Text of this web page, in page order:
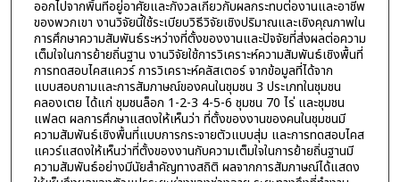
ออกไปจากพิ้นที่อยู่อาศัยและกังวลเกี่ยวกับผลกระทบต่องานและอาชีพ
ของพวกเขา งานวิจัยนี้ใช้ระเบียบวิธีวิจัยเชิงปริมาณและเชิงคุณภาพใน
การศึกษาความสัมพันธ์ระหว่างที่ตั้งของงานและปัจจัยที่ส่งผลต่อความ
เต็มใจในการย้ายถิ่นฐาน งานวิจัยใช้การวิเคราะห์ความสัมพันธ์เชิงพื้นที่
การทดสอบไคสแควร์ การวิเคราะห์คลัสเตอร์ จากข้อมูลที่ได้จาก
แบบสอบถามและการสัมภาษณ์ของคนในชุมชน 3 ประเภทในชุมชน
คลองเตย ได้แก่ ชุมชนล็อก 1-2-3 4-5-6 ชุมชน 70 ไร่ และชุมชน
แฟลต ผลการศึกษาแสดงให้เห็นว่า ที่ตั้งของงานของคนในชุมชนมี
ความสัมพันธ์เชิงพื้นที่แบบการกระจายตัวแบบสุ่ม และการทดสอบไคส
แควร์แสดงให้เห็นว่าที่ตั้งของงานกับความเต็มใจในการย้ายถิ่นฐานมี
ความสัมพันธ์อย่างมีนัยสำคัญทางสถิติ ผลจากการสัมภาษณ์ได้แสดง